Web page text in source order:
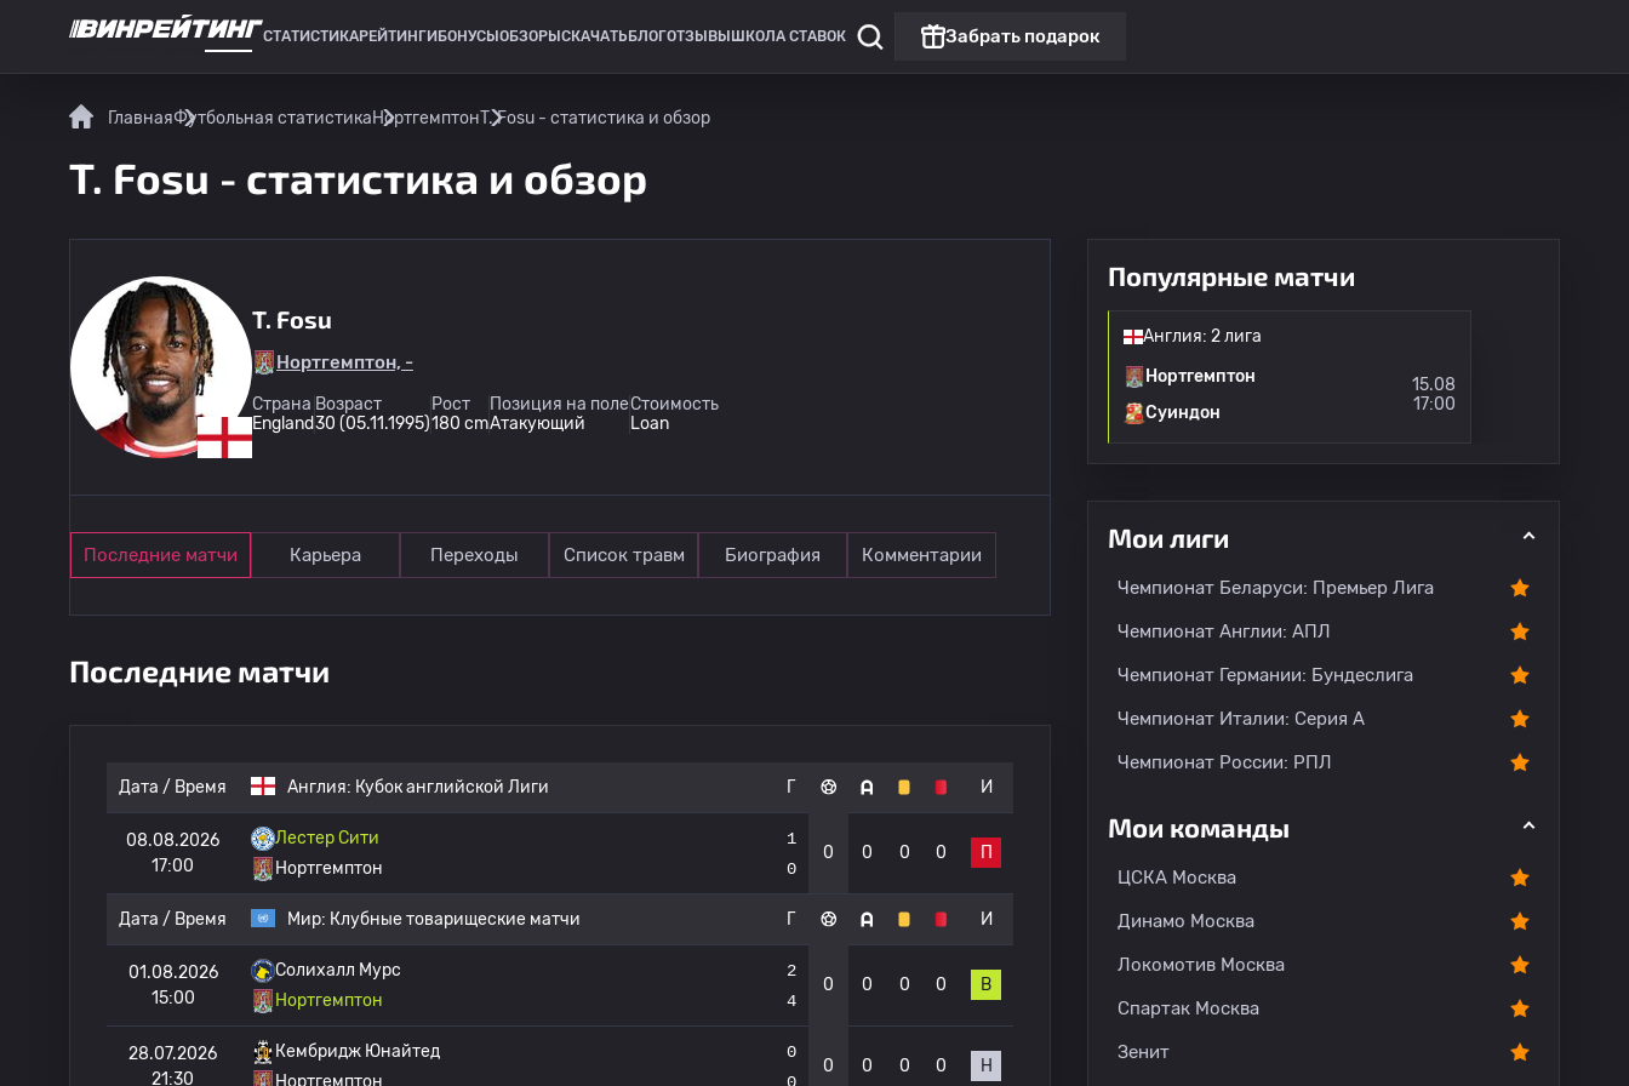
СТАТИСТИКАРЕЙТИНГИ БОНУСЫ ОБЗОРЫ СКАЧАТЬ БЛОГОТЗЫВЫ ШКОЛА СТАВОК Забрать подарок
ГлавнаяФутбольная статистикаНортгемптонT. Fosu - статистика и обзор
T. Fosu - статистика и обзор
T. Fosu
Нортгемптон, -
Страна
England
Возраст
30 (05.11.1995)
Рост
180 cm
Позиция на поле
Атакующий
Стоимость
Loan
Последние матчи Карьера Переходы Список травм Биография Комментарии
Последние матчи
Дата / Время Англия: Кубок английской Лиги Г И
08.08.2026
17:00
Лестер Сити
Нортгемптон
1
0
0 0 0 0 П
Дата / Время Мир: Клубные товарищеские матчи Г И
01.08.2026
15:00
Солихалл Мурс
Нортгемптон
2
4
0 0 0 0 В
28.07.2026
21:30
Кембридж Юнайтед
Нортгемптон
0
0
0 0 0 0 Н
Популярные матчи
Англия: 2 лига
Нортгемптон
Суиндон
15.08
17:00
Мои лиги
Чемпионат Беларуси: Премьер Лига
Чемпионат Англии: АПЛ
Чемпионат Германии: Бундеслига
Чемпионат Италии: Серия А
Чемпионат России: РПЛ
Мои команды
ЦСКА Москва
Динамо Москва
Локомотив Москва
Спартак Москва
Зенит